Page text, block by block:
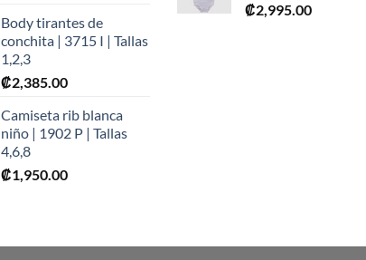
Body tirantes de
conchita | 3715 I | Tallas
1,2,3
₡2,385.00
Camiseta rib blanca
niño | 1902 P | Tallas
4,6,8
₡1,950.00
₡2,995.00